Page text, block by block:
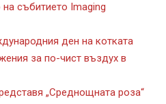
събитието Imaging
ден на котката
за по-чист въздух в
„Среднощната роза“